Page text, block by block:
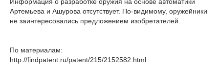
Артемьева и Ашурова отсутствует. По-видимому, оружейники
не заинтересовались предложением изобретателей.
По материалам:
http://findpatent.ru/patent/215/2152582.html